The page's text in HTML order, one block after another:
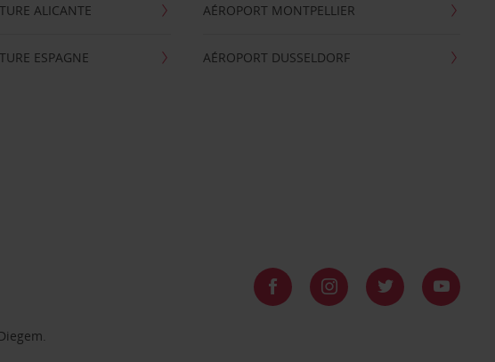
ALICANTE
ESPAGNE
AÉROPORT MONTPELLIER
AÉROPORT DUSSELDORF